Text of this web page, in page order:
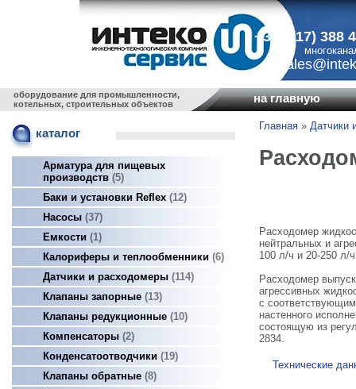
+375 (17) 388
оборудование для промышленности,
котельных, строительных объектов
на главную
каталог
Арматура для пищевых
производств 5
Баки и установки Reflex 12
Насосы 37
Емкости
1
Калориферы и теплообменники 6
Датчики и расходомеры 114
Клапаны запорные 13
Клапаны редукционные 10
Компенсаторы 2
Конденсатоотводчики
19
Клапаны обратные 8
Главная » Датчики
Расходомер
нейтральных и
100 л/ч и 20-250 л/
Расходомер
агрессивных
с
настенного
состоящую из
2834.
Технические